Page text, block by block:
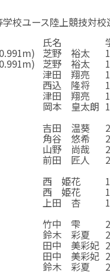
校ユース陸上競技対
氏名
芝野 裕太 1
芝野 裕太 1
津田 翔亮 1
西込 隆将 1
津田 翔亮 1
岡本 皇太朗 1
吉田 温葵 2
角谷 悠希 2
山野 尚哉 2
前田 匠人 2
西 姫花 1
西 姫花 1
上田 杏 1
竹中 雫 2
鈴木 彩夏 2
田中 美彩妃 2
田中 美彩妃 2
鈴木 彩夏 2